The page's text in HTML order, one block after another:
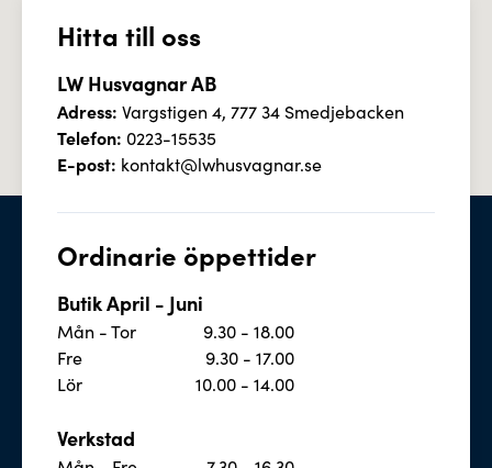
Hitta till oss
LW Husvagnar AB
Adress: Vargstigen 4, 777 34 Smedjebacken
Telefon: 0223-15535
E-post: kontakt@lwhusvagnar.se
Ordinarie öppettider
Butik April - Juni
Mån - Tor
9.30 - 18.00
Fre
9.30 - 17.00
Lör
10.00 - 14.00
Verkstad